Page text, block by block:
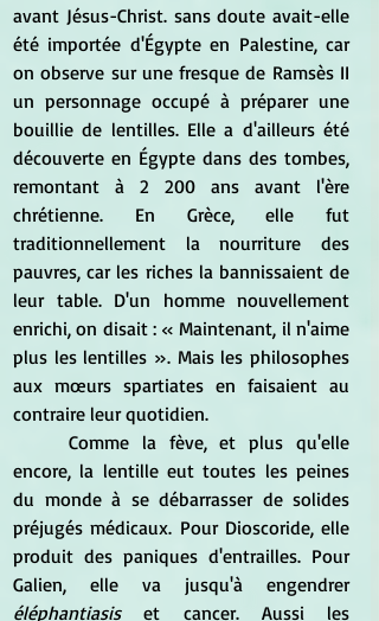
avant Jésus-Christ. sans doute avait-elle
été importée d'Égypte en Palestine, car
on observe sur une fresque de Ramsès II
un personnage occupé à préparer une
bouillie de lentilles. Elle a d'ailleurs été
découverte en Égypte dans des tombes,
remontant à 2 200 ans avant l'ère
chrétienne. En Grèce, elle fut
traditionnellement la nourriture des
pauvres, car les riches la bannissaient de
leur table. D'un homme nouvellement
enrichi, on disait : « Maintenant, il n'aime
plus les lentilles ». Mais les philosophes
aux mœurs spartiates en faisaient au
contraire leur quotidien.
encore, la lentille eut toutes les peines
du monde à se débarrasser de solides
préjugés médicaux. Pour Dioscoride, elle
produit des paniques d'entrailles. Pour
Galien, elle va jusqu'à engendrer
éléphantiasis et cancer. Aussi les